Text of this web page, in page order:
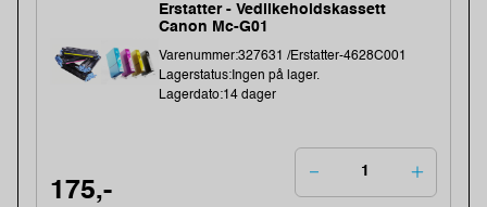
Erstatter - Vedlikeholdskassett
Canon Mc-G01
Varenummer:327631 /Erstatter-4628C001
Lagerstatus:Ingen på lager.
Lagerdato:14 dager
175,-